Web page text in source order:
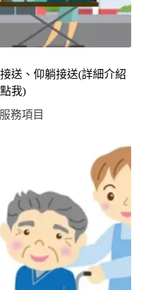
送、仰躺接送(詳細介紹
我)
服務項目